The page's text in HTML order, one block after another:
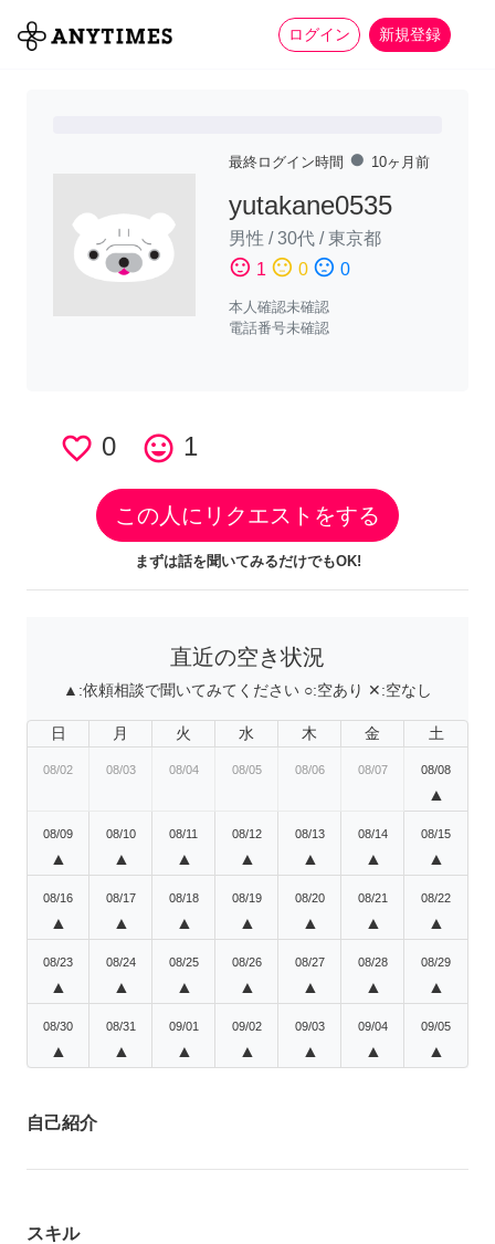
ログイン 新規登録
全て 家事 more_horiz
最終ログイン時間 fiber_manual_record 10ヶ月前
yutakane0535
男性 /30代 /東京都
sentiment_satisfied 1 sentiment_neutral 0 sentiment_dissatisfied 0
本人確認未確認
電話番号未確認
favorite_border 0 tag_faces 1
この人にリクエストをする
まずは話を聞いてみるだけでもOK!
直近の空き状況
▲:依頼相談で聞いてみてください ○:空あり ✕:空なし
日 月 火 水 木 金 土
08/02 08/03 08/04 08/05 08/06 08/07 08/08
▲
08/09
▲
08/10
▲
08/11
▲
08/12
▲
08/13
▲
08/14
▲
08/15
▲
08/16
▲
08/17
▲
08/18
▲
08/19
▲
08/20
▲
08/21
▲
08/22
▲
08/23
▲
08/24
▲
08/25
▲
08/26
▲
08/27
▲
08/28
▲
08/29
▲
08/30
▲
08/31
▲
09/01
▲
09/02
▲
09/03
▲
09/04
▲
09/05
▲
自己紹介
スキル